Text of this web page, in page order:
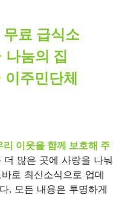
료 급식소
눔의 집
주민단체
리 이웃을 함께 보호해 주
많은 곳에 사랑을 나눠
로 최신소식으로 업데
. 모든 내용은 투명하게